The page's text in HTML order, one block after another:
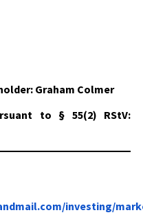
Graham Colmer
to § 55(2) RStV:
investing/